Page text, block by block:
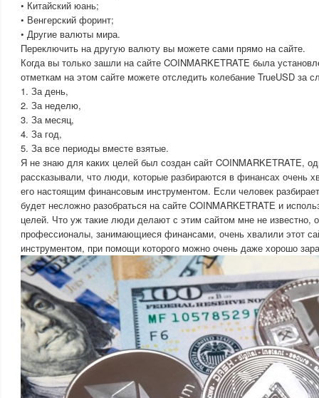
• Китайский юань;
• Венгерский форинт;
• Другие валюты мира.
Переключить на другую валюту вы можете сами прямо на сайте.
Когда вы только зашли на сайте COINMARKETRATE была
отметкам на этом сайте можете отследить колебание TrueUSD за
1. За день,
2. За неделю,
3. За месяц,
4. За год,
5. За все периоды вместе взятые.
Я не знаю для каких целей был создан сайт COINMARKETRATE,
рассказывали, что люди, которые разбираются в финансах очень
его настоящим финансовым инструментом. Если человек
будет несложно разобраться на сайте COINMARKETRATE и
целей. Что уж такие люди делают с этим сайтом мне не известно,
профессионалы, занимающиеся финансами, очень хвалили этот
инструментом, при помощи которого можно очень даже хорошо